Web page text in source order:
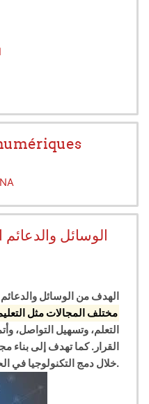
الوسائل
الهدف من الوسائل
مختلف المجالات مثل
التعلم، وتسهيل التواصل،
القرار . كما تهدف إلى بناء
خلال دمج التكنولوجيا في الحياة اليومية للجميع.